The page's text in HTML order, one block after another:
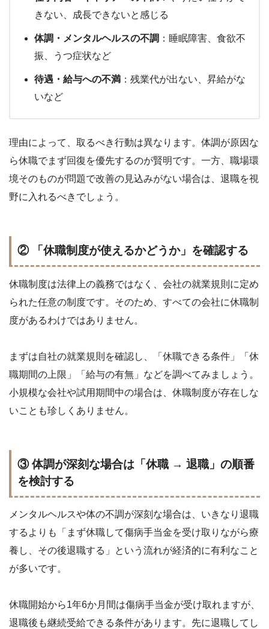
きない、成長できないと感じる
体調・メンタルヘルスの不調 ：睡眠障害、食欲不
振、うつ症状など
待遇・給与への不満 ：残業代が出ない、昇給がな
いなど
理由によって、取るべき行動は異なります。体調が原因な
ら休職でまず回復を優先するのが賢明です。一方、職場環
境そのものが問題で改善の見込みがない場合は、退職を視
野に入れるべきでしょう。
② 「休職制度が使えるかどうか」を確認する
休職制度は法律上の義務ではなく、会社の就業規則に定め
られた任意の制度です。そのため、すべての会社に休職制
度があるわけではありません。
まずは自社の就業規則を確認し、「休職できる条件」「休
職期間の上限」「給与の有無」などを調べてみましょう。
小規模な会社や試用期間中の場合は、休職制度が存在しな
いことも珍しくありません。
③ 体調が深刻な場合は「休職 → 退職」の順番
を検討する
メンタルヘルスや体の不調が深刻な場合は、いきなり退職
するよりも「まず休職して傷病手当金を受け取りながら療
養し、その後退職する」という流れが経済的に有利なこと
が多いです。
休職開始から1年6か月間は傷病手当金が受け取れますが、
退職後も継続受給できる条件があります。先に退職してし